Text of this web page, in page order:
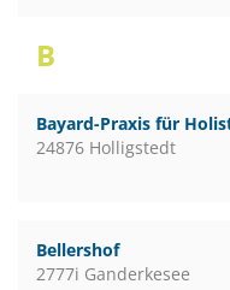
B
Bayard-Praxis für
24876 Holligstedt
Bellershof
2777i Ganderkesee